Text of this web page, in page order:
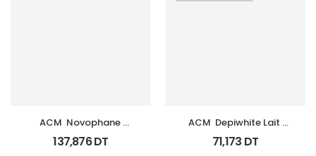
ACM  Novophane
Coffret Anti Chute
(Lotion+Shp+Cp)
137,876DT
ACM  Depiwhite Lait
Corporel Eclaircissant
200Ml
71,173 DT